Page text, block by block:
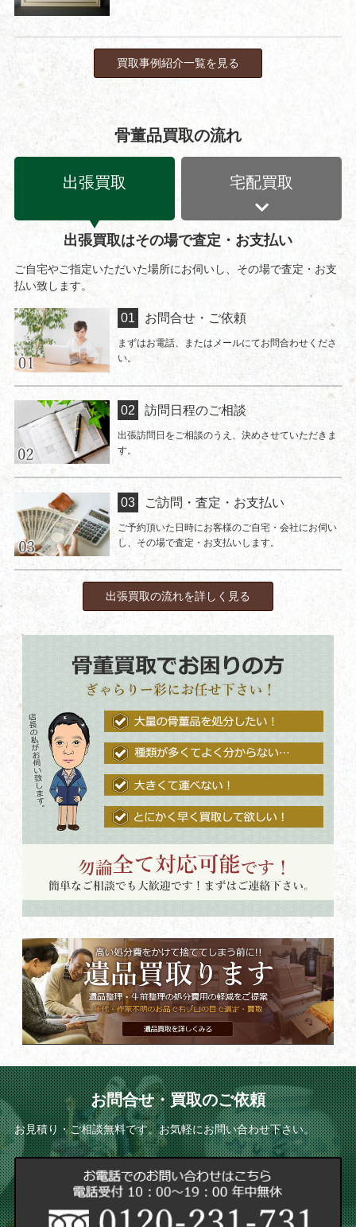
買取事例紹介一覧を見る
骨董品買取の流れ
出張買取 宅配買取
出張買取はその場で査定・お支払い
ご自宅やご指定いただいた場所にお伺いし、その場で査定・お支
払い致します。
お問合せ・ご依頼
まずはお電話、またはメールにてお問合わせくださ
い。
訪問日程のご相談
出張訪問日をご相談のうえ、決めさせていただきま
す。
ご訪問・査定・お支払い
ご予約頂いた日時にお客様のご自宅・会社にお伺い
し、その場で査定・お支払いします。
出張買取の流れを詳しく見る
お問合せ・買取のご依頼
お見積り・ご相談無料です。お気軽にお問い合わせ下さい。